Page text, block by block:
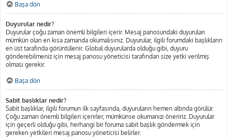
Başa dön
Duyurular nedir?
Duyurular çoğu zaman önemli bilgileri içerir. Mesaj panosundaki duyuruları
mümkün olan en kısa zamanda okumalısınız. Duyurular, ilgili forumdaki başlıkların
en üst tarafında görüntülenir. Global duyurularda olduğu gibi, duyuru
gönderebilmeniz için mesaj panosu yöneticisi tarafından size yetki verilmiş
olması gerekir.
Başa dön
Sabit başlıklar nedir?
Sabit başlıklar, ilgili forumun ilk sayfasında, duyuruların hemen altında görülür.
Çoğu zaman önemli bilgileri içerirler, mümkünse okumanızı öneririz. Duyurular
için geçerli olduğu gibi, herhangi bir foruma sabit başlık göndermek için
gereken yetkileri mesaj panosu yöneticisi belirler.